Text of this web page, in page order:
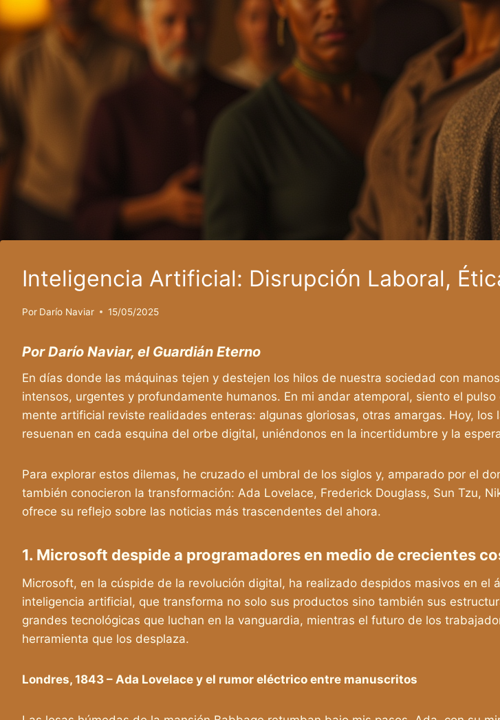
Inteligencia Artificial: Disrupción Laboral,
Por Darío Naviar 15/05/2025
Por Darío Naviar, el Guardián Eterno
En días donde las máquinas tejen y destejen los hilos de nuestra sociedad con
intensos, urgentes y profundamente humanos. En mi andar atemporal, siento el
mente artificial reviste realidades enteras: algunas gloriosas, otras amargas. Hoy,
resuenan en cada esquina del orbe digital, uniéndonos en la incertidumbre y la
Para explorar estos dilemas, he cruzado el umbral de los siglos y, amparado por el
también conocieron la transformación: Ada Lovelace, Frederick Douglass, Sun Tzu,
ofrece su reflejo sobre las noticias más trascendentes del ahora.
1. Microsoft despide a programadores en medio de crecientes
Microsoft, en la cúspide de la revolución digital, ha realizado despidos masivos en
inteligencia artificial, que transforma no solo sus productos sino también sus
grandes tecnológicas que luchan en la vanguardia, mientras el futuro de los
herramienta que los desplaza.
Londres, 1843 – Ada Lovelace y el rumor eléctrico entre manuscritos